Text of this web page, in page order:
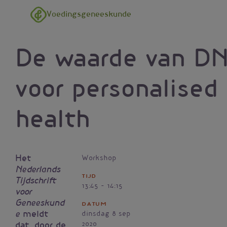
Overslaan en naar de inhoud gaan
Voedingsgeneeskunde
De waarde van
voor personalised
health
Het
Nederlands
Tijdschrift
voor
Geneeskund
e meldt
Workshop
Tijd
13:45 - 14:15
Datum
dinsdag 8 sep
2020